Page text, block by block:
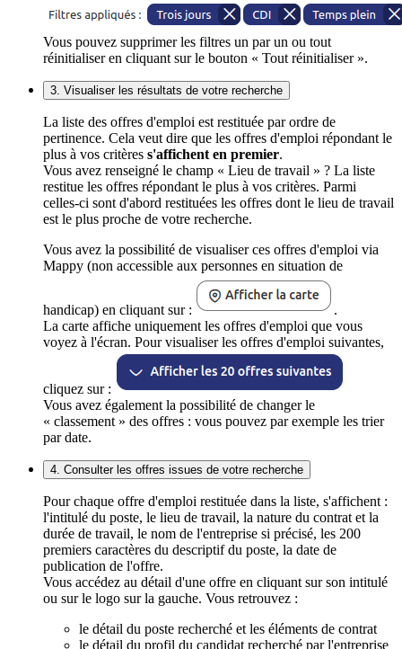
Vous pouvez supprimer les filtres un par un ou tout
réinitialiser en cliquant sur le bouton « Tout réinitialiser ».
3. Visualiser les résultats de votre recherche
La liste des offres d'emploi est restituée par ordre de
pertinence. Cela veut dire que les offres d'emploi répondant le
plus à vos critères s'affichent en premier.
Vous avez renseigné le champ « Lieu de travail » ? La liste
restitue les offres répondant le plus à vos critères. Parmi
celles-ci sont d'abord restituées les offres dont le lieu de travail
est le plus proche de votre recherche.
Vous avez la possibilité de visualiser ces offres d'emploi via
Mappy (non accessible aux personnes en situation de
handicap) en cliquant sur :
.
La carte affiche uniquement les offres d'emploi que vous
voyez à l'écran. Pour visualiser les offres d'emploi suivantes,
cliquez sur :
Vous avez également la possibilité de changer le
« classement » des offres : vous pouvez par exemple les trier
par date.
4. Consulter les offres issues de votre recherche
Pour chaque offre d'emploi restituée dans la liste, s'affichent :
l'intitulé du poste, le lieu de travail, la nature du contrat et la
durée de travail, le nom de l'entreprise si précisé, les 200
premiers caractères du descriptif du poste, la date de
publication de l'offre.
Vous accédez au détail d'une offre en cliquant sur son intitulé
ou sur le logo sur la gauche. Vous retrouvez :
le détail du poste recherché et les éléments de contrat
le détail du profil du candidat recherché par l'entreprise